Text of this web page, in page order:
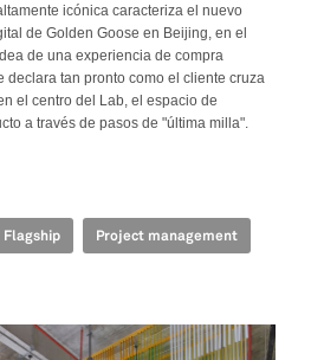
icónica caracteriza el nuevo
de Golden Goose en Beijing, en el
de una experiencia de compra
declara tan pronto como el cliente cruza
el centro del Lab, el espacio de
a través de pasos de "última milla".
Flagship Project management